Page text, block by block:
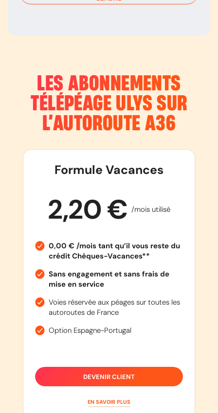
LES ABONNEMENTS
TÉLÉPÉAGE ULYS SUR
L’AUTOROUTE A36
Formule Vacances
2,20 € /mois utilisé
0,00 € /mois tant qu’il vous reste du
crédit Chèques-Vacances**
Sans engagement et sans frais de
mise en service
Voies réservée aux péages sur toutes les
autoroutes de France
Option Espagne-Portugal
DEVENIR CLIENT
EN SAVOIR PLUS